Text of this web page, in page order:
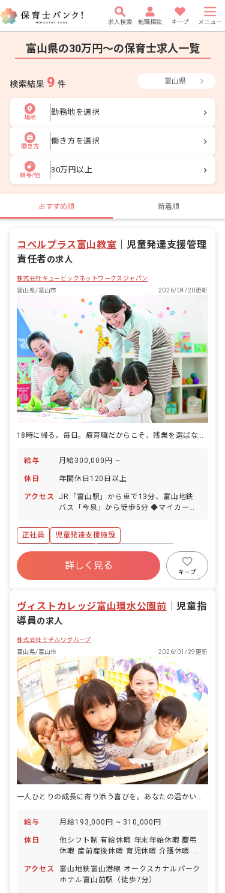
求人検索 転職相談 キープ メニュー
富山県の30万円〜の保育士求人一覧
検索結果 9 件 富山県
場所
勤務地を選択
働き方
働き方を選択
給与/他
30万円以上
おすすめ順 新着順
コペルプラス富山教室 ｜児童発達支援管理
責任者の求人
株式会社キュービックネットワークスジャパン
富山県/富山市
2026/04/20更新
18時に帰る。毎日。療育職だからこそ、残業を選ばない環境を。
給与 月給300,000円 ~
休日 年間休日120日以上
アクセス
JR「富山駅」から車で13分、富山地鉄
バス「今泉」から徒歩5分 ◆マイカー通
正社員
児童発達支援施設
ボーナス・賞与あり
年間休日120日以上
社会保険完備
有給
残業少なめ
詳しく見る
キープ
ヴィストカレッジ富山環水公園前 ｜児童指
導員の求人
株式会社ミチルワグループ
富山県/富山市
2026/01/29更新
給与 月給193,000円 ~ 310,000円
休日
他シフト制 有給休暇 年末年始休暇 慶弔
休暇 産前産後休暇 育児休暇 介護休暇 生
アクセス
富山地鉄富山港線 オークスカナルパーク
ホテル富山前駅（徒歩7分）